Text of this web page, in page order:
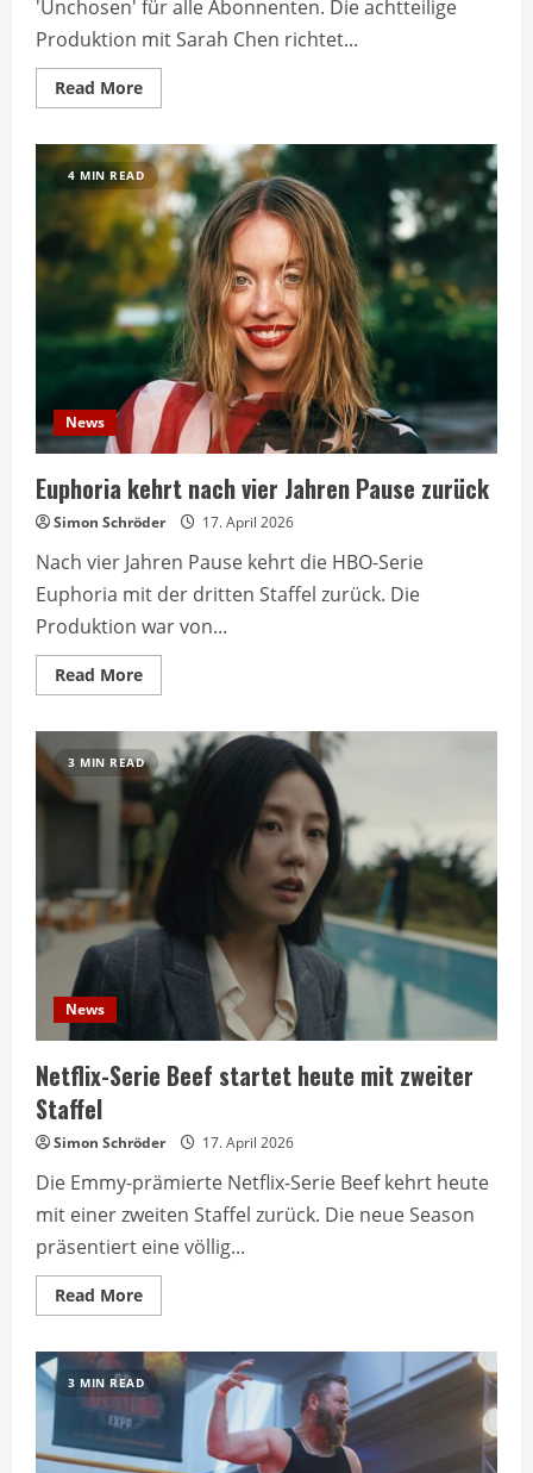
'Unchosen' für alle Abonnenten. Die achtteilige
Produktion mit Sarah Chen richtet...
Read MoreRead
more
startet
neue
Psychothriller-
Serie
‚Unchosen‘
4 MIN READ
News
Euphoria kehrt nach vier Jahren Pause zurück
Simon Schröder 17. April 2026
Nach vier Jahren Pause kehrt die HBO-Serie
Euphoria mit der dritten Staffel zurück. Die
Produktion war von...
Read MoreRead
more
kehrt
nach
vier
Jahren
Pause
zurück
3 MIN READ
News
Netflix-Serie Beef startet heute mit zweiter
Staffel
Simon Schröder 17. April 2026
Die Emmy-prämierte Netflix-Serie Beef kehrt heute
mit einer zweiten Staffel zurück. Die neue Season
präsentiert eine völlig...
Read MoreRead
more
Serie
Beef
startet
heute
mit
zweiter
Staffel
3 MIN READ